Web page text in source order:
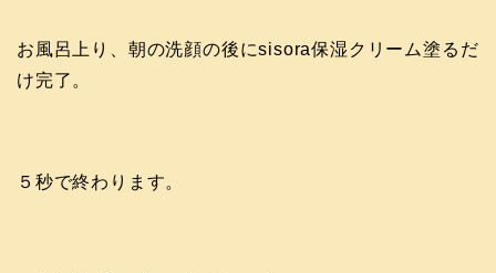
お風呂上り、朝の洗顔の後にsisora保湿クリーム塗るだ
け完了。
５秒で終わります。